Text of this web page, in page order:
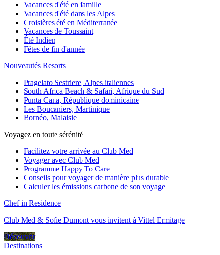
Vacances d'été en famille
Vacances d'été dans les Alpes
Croisières été en Méditerranée
Vacances de Toussaint
Été Indien
Fêtes de fin d'année
Nouveautés Resorts
Pragelato Sestriere, Alpes italiennes
South Africa Beach & Safari, Afrique du Sud
Punta Cana, République dominicaine
Les Boucaniers, Martinique
Bornéo, Malaisie
Voyagez en toute sérénité
Facilitez votre arrivée au Club Med
Voyager avec Club Med
Programme Happy To Care
Conseils pour voyager de manière plus durable
Calculer les émissions carbone de son voyage
Chef in Residence
Club Med & Sofie Dumont vous invitent à Vittel Ermitage
Découvrir
Destinations